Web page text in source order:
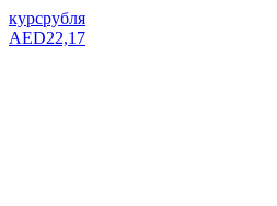
курсрубля
AED22,17